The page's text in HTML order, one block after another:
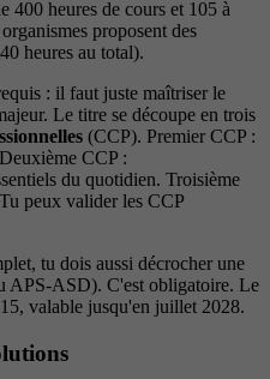
400 heures de cours et 105 à
proposent des
heures au total).
: il faut juste maîtriser le
Le titre se découpe en trois
(CCP). Premier CCP :
CCP :
du quotidien. Troisième
peux valider les CCP
tu dois aussi décrocher une
APS-ASD). C'est obligatoire. Le
valable jusqu'en juillet 2028.